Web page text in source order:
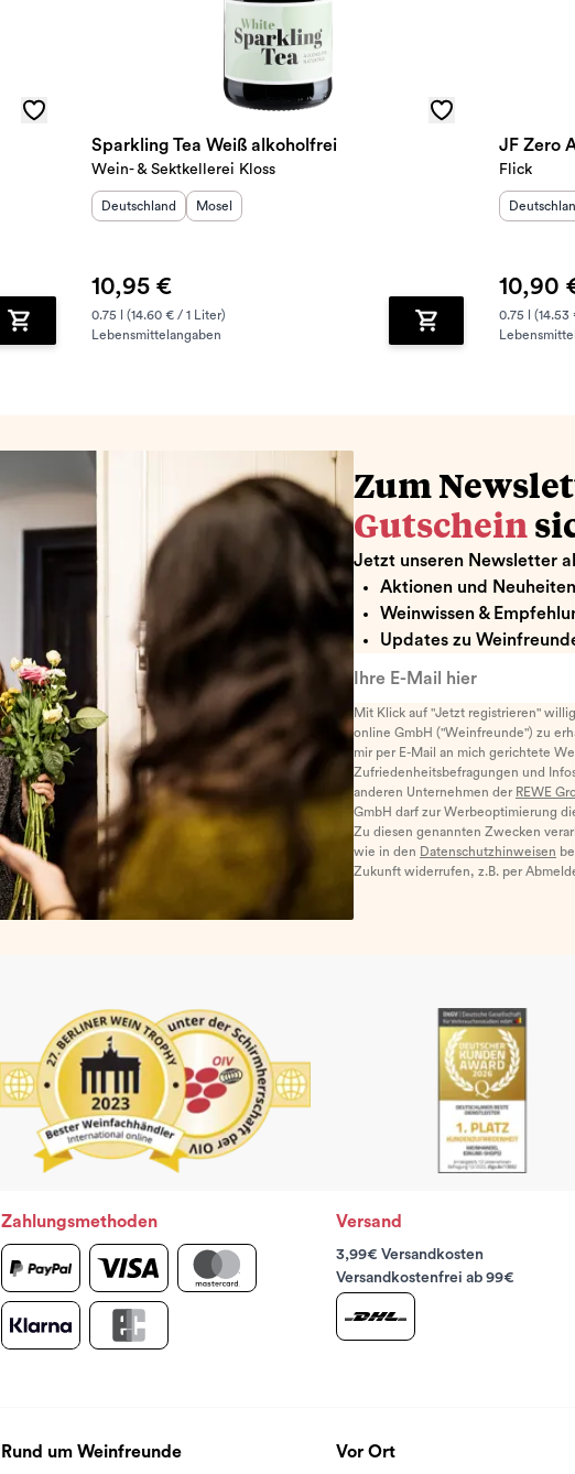
Zum Warenkorb hinzufügen
Sparkling Tea Weiß alkoholfrei
Wein- & Sektkellerei Kloss
Herkunftsland
Deutschland Herkunftsregion
Mosel
10,95 €
0.75 l (14.60 € / 1 Liter)
Lebensmittelangaben
Zum Warenkorb
JF Zero
Flick
10,90
0.75 l (14.53
Zum
Gutschein
Jetzt unseren Newsletter
Aktionen und Neuheiten
Weinwissen &
Updates zu
Mit Klick auf "Jetzt registrieren"
online GmbH ("Weinfreunde") zu
mir per E-Mail an mich gerichtete
Zufriedenheitsbefragungen und
anderen Unternehmen der REWE
GmbH darf zur Werbeoptimierung
Zu diesen genannten Zwecken
wie in den Datenschutzhinweisen
Zukunft widerrufen, z.B. per
Zahlungsmethoden Versand
3,99€ Versandkosten
Versandkostenfrei ab 99€
Rund um Weinfreunde Vor Ort